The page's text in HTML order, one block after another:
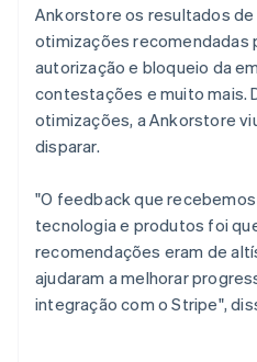
Ankorstore os resultados de
otimizações recomendadas
autorização e bloqueio da
contestações e muito mais.
otimizações, a Ankorstore
disparar.
"O feedback que
tecnologia e produtos foi
recomendações eram de
ajudaram a melhorar
integração com o Stripe",